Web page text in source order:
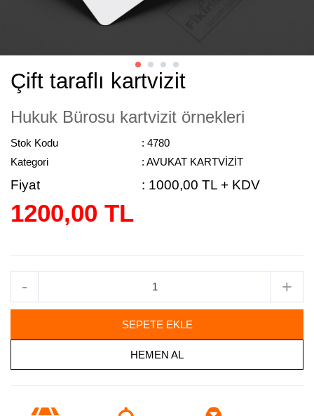
Çift taraflı kartvizit
Hukuk Bürosu kartvizit örnekleri
Stok Kodu
: 4780
Kategori
: AVUKAT KARTVİZİT
Fiyat : 1000,00 TL + KDV
1200,00 TL
- +
SEPETE EKLE
HEMEN AL